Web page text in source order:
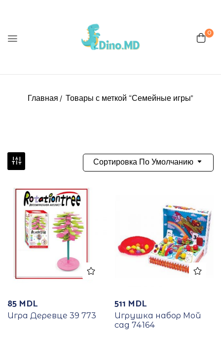
0
Главная Товары с меткой “Семейные игры”
Сортировка По Умолчанию
85 MDL
Игра Деревце 39 773
511 MDL
Игрушка набор Мой
сад 74164